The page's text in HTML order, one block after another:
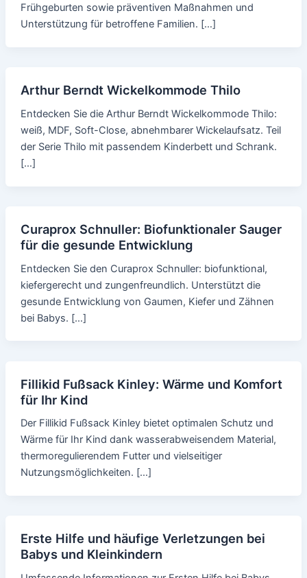
Frühgeburten sowie präventiven Maßnahmen und
Unterstützung für betroffene Familien. […]
Arthur Berndt Wickelkommode Thilo
Entdecken Sie die Arthur Berndt Wickelkommode Thilo:
weiß, MDF, Soft-Close, abnehmbarer Wickelaufsatz. Teil
der Serie Thilo mit passendem Kinderbett und Schrank.
[…]
Curaprox Schnuller: Biofunktionaler Sauger
für die gesunde Entwicklung
Entdecken Sie den Curaprox Schnuller: biofunktional,
kiefergerecht und zungenfreundlich. Unterstützt die
gesunde Entwicklung von Gaumen, Kiefer und Zähnen
bei Babys. […]
Fillikid Fußsack Kinley: Wärme und Komfort
für Ihr Kind
Der Fillikid Fußsack Kinley bietet optimalen Schutz und
Wärme für Ihr Kind dank wasserabweisendem Material,
thermoregulierendem Futter und vielseitiger
Nutzungsmöglichkeiten. […]
Erste Hilfe und häufige Verletzungen bei
Babys und Kleinkindern